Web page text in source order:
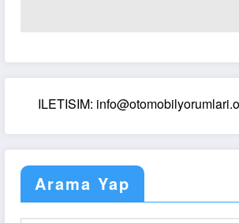
ILETISIM: info@otomobilyorumlari.org
Arama Yap